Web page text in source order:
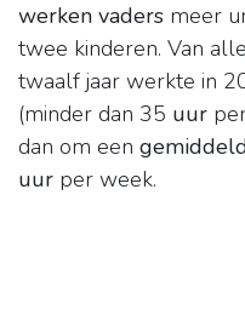
werken vaders meer
twee kinderen. Van alle
twaalf jaar werkte in
(minder dan 35 uur
dan om een
uur per week.